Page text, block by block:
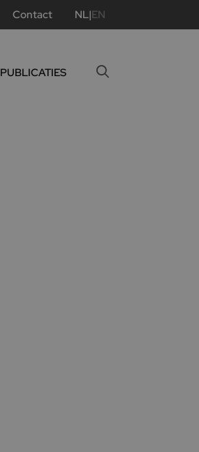
Contact NL|EN
PUBLICATIES